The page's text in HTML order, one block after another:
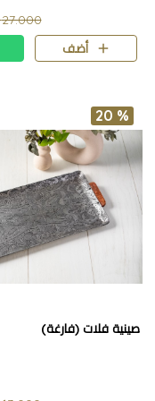
27.000 دك
أضف
20 %
صينية فلات (فارغة)